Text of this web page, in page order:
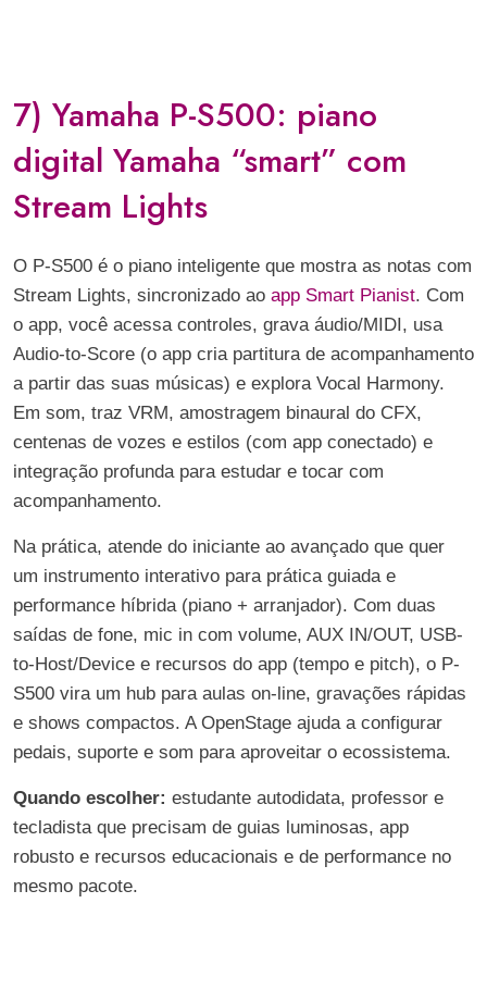
7) Yamaha P-S500: piano
digital Yamaha “smart” com
Stream Lights
O P-S500 é o piano inteligente que mostra as notas com
Stream Lights, sincronizado ao app Smart Pianist. Com
o app, você acessa controles, grava áudio/MIDI, usa
Audio-to-Score (o app cria partitura de acompanhamento
a partir das suas músicas) e explora Vocal Harmony.
Em som, traz VRM, amostragem binaural do CFX,
centenas de vozes e estilos (com app conectado) e
integração profunda para estudar e tocar com
acompanhamento.
Na prática, atende do iniciante ao avançado que quer
um instrumento interativo para prática guiada e
performance híbrida (piano + arranjador). Com duas
saídas de fone, mic in com volume, AUX IN/OUT, USB-
to-Host/Device e recursos do app (tempo e pitch), o P-
S500 vira um hub para aulas on-line, gravações rápidas
e shows compactos. A OpenStage ajuda a configurar
pedais, suporte e som para aproveitar o ecossistema.
Quando escolher: estudante autodidata, professor e
tecladista que precisam de guias luminosas, app
robusto e recursos educacionais e de performance no
mesmo pacote.